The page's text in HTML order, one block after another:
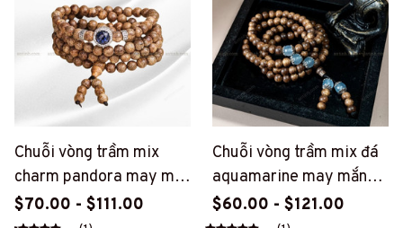
Chuỗi vòng trầm mix
charm pandora may mắn
(PT130)
$70.00 - $111.00
Chuỗi vòng trầm mix đá
aquamarine may mắn
(PT131)
$60.00 - $121.00